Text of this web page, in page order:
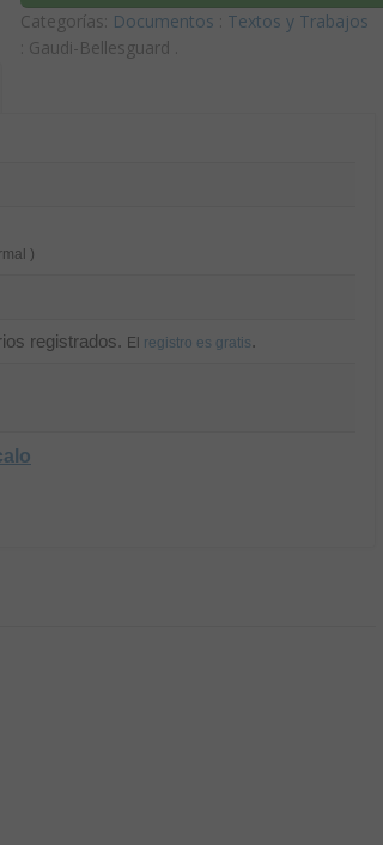
Categorías: Documentos
Textos y Trabajos
: Gaudi-Bellesguard
)
registrados. El registro es gratis.